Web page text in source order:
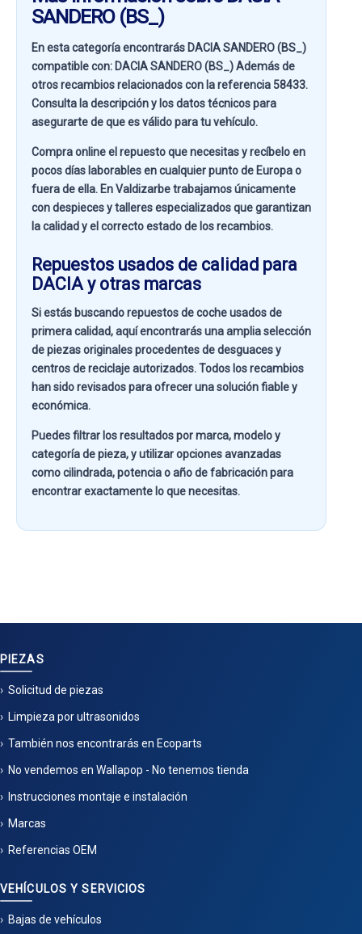
SANDERO (BS_)
En esta categoría encontrarás DACIA SANDERO (BS_)
compatible con: DACIA SANDERO (BS_)Además de
otros recambios relacionados con la referencia 58433.
Consulta la descripción y los datos técnicos para
asegurarte de que es válido para tu vehículo.
Compra online el repuesto que necesitas y recíbelo en
pocos días laborables en cualquier punto de Europa o
fuera de ella. EnValdizarbetrabajamos únicamente
con despieces y talleres especializados que garantizan
la calidad y el correcto estado de los recambios.
Repuestos usados de calidad para
DACIA y otras marcas
Si estás buscandorepuestos de coche usados de
primera calidad, aquí encontrarás una amplia selección
de piezas originales procedentes de desguaces y
centros de reciclaje autorizados. Todos los recambios
han sido revisados para ofrecer una solución fiable y
económica.
Puedes filtrar los resultados pormarca, modelo y
categoría de pieza, y utilizar opciones avanzadas
comocilindrada, potencia o año de fabricaciónpara
encontrar exactamente lo que necesitas.
PIEZAS
Solicitud de piezas
Limpieza por ultrasonidos
También nos encontrarás en Ecoparts
No vendemos en Wallapop - No tenemos tienda
Instrucciones montaje e instalación
Marcas
Referencias OEM
VEHÍCULOS Y SERVICIOS
Bajas de vehículos